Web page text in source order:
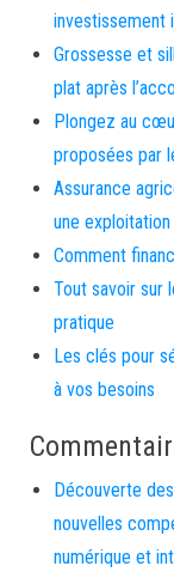
investissement
Grossesse et
plat après
Plongez au
proposées par
Assurance
une
Comment
Tout savoir sur
pratique
Les clés pour
à vos besoins
Découverte
nouvelles
numérique et